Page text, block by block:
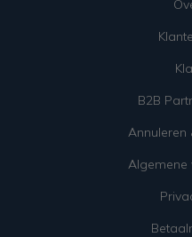
B2B
Annuleren